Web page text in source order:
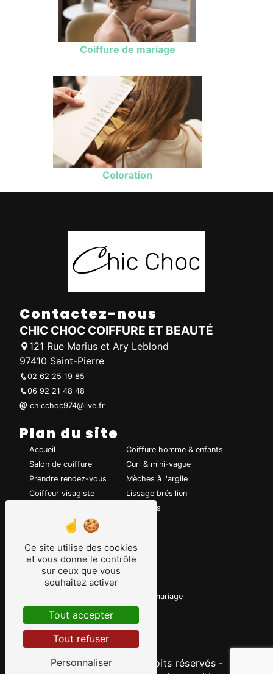
Coiffure de mariage
Coloration
Contactez-nous
CHIC CHOC COIFFURE ET BEAUTÉ
121 Rue Marius et Ary Leblond
97410 Saint-Pierre
02 62 25 19 85
06 92 21 48 48
chicchoc974@live.fr
Plan du site
Accueil
Salon de coiffure
Prendre rendez-vous
Coiffeur visagiste
Coupe de cheveux
Coiffure homme & enfants
Curl & mini-vague
Mèches à l'argile
Lissage brésilien
Chignons
Nos prestations
Coiffeur
Mèche à l'argile
Lissage brésilien
Chignons
Coiffure
Coiffure de mariage
Coloration
Vistalid- 2026 - Tous droits réservés -
Ce site utilise des cookies
et vous donne le contrôle
sur ceux que vous
souhaitez activer
Tout accepter
Tout refuser
Personnaliser